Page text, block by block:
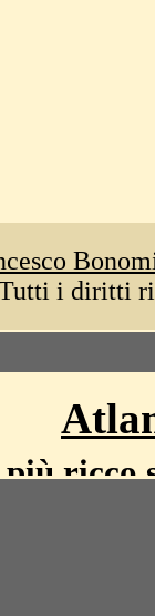
i diritti
ricco